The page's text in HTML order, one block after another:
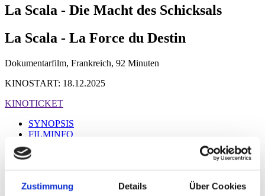
Zustimmung Details Über Cookies
La Scala - Die Macht des Schicksals
La Scala - La Force du Destin
Dokumentarfilm, Frankreich, 92 Minuten
KINOSTART: 18.12.2025
KINOTICKET
SYNOPSIS
FILMINFO
CAST & CREW
GALERIE